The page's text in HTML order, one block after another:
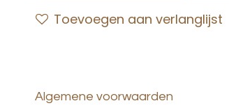
Toevoegen aan verlanglijst
Algemene voorwaarden